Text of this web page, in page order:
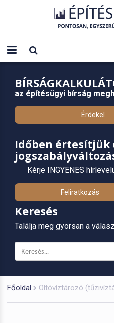
az építésügyi bírság
Érdekel
Időben értesítjük
Kérje INGYENES
Feliratkozás
Keresés
Találja meg gyorsan a
Főoldal Oltóvíztározó